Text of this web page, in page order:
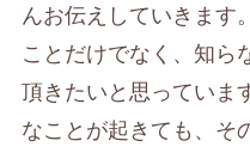
んお伝えしていきます
ことだけでなく、知ら
頂きたいと思っていま
なことが起きても、そ